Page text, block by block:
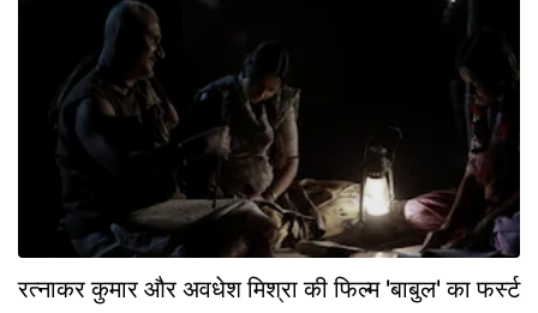
रत्नाकर कुमार और अवधेश मिश्रा की फिल्म 'बाबुल' का फर्स्ट